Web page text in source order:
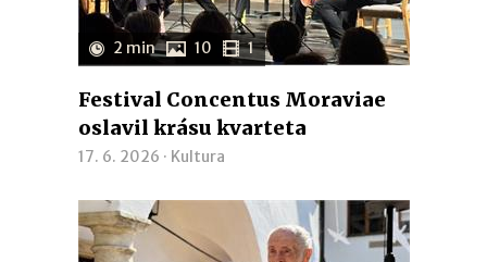
2 min 10 1
Festival Concentus Moraviae
oslavil krásu kvarteta
17. 6. 2026 · Kultura